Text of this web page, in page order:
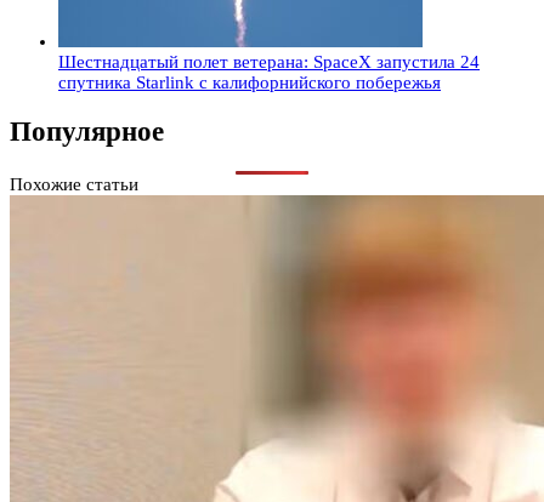
Шестнадцатый полет ветерана: SpaceX запустила 24
спутника Starlink с калифорнийского побережья
Популярное
Похожие статьи